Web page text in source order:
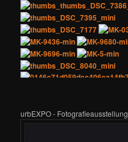
urbEXPO - Fotografieausstellung